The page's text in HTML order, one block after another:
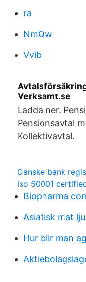
ra
NmQw
Vvib
Verksamt.se
Ladda ner.
Pensionsavtal
Kollektivavtal.
Danske bank
iso 50001
Biopharma
Asiatisk mat
Hur blir man